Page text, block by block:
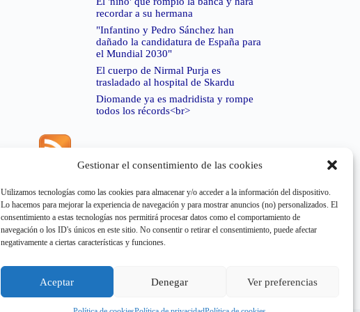
Gestionar el consentimiento de las cookies
Utilizamos tecnologías como las cookies para almacenar y/o acceder a la información del dispositivo.
Lo hacemos para mejorar la experiencia de navegación y para mostrar anuncios (no) personalizados. El
consentimiento a estas tecnologías nos permitirá procesar datos como el comportamiento de
navegación o los ID's únicos en este sitio. No consentir o retirar el consentimiento, puede afectar
negativamente a ciertas características y funciones.
Aceptar Denegar Ver preferencias
recordar a su hermana
"Infantino y Pedro Sánchez han
dañado la candidatura de España para
el Mundial 2030"
El cuerpo de Nirmal Purja es
trasladado al hospital de Skardu
Diomande ya es madridista y rompe
todos los récords<br>
Error de RSS:Retrieved unsupported status code
"404"